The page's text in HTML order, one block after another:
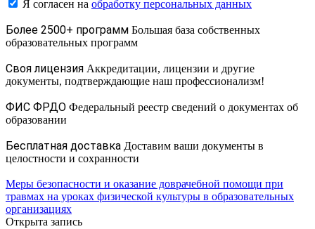
Я согласен на обработку персональных данных
Более 2500+ программ Большая база собственных
образовательных программ
Своя лицензия Аккредитации, лицензии и другие
документы, подтверждающие наш профессионализм!
ФИС ФРДО Федеральный реестр сведений о документах об
образовании
Бесплатная доставка Доставим ваши документы в
целостности и сохранности
Меры безопасности и оказание доврачебной помощи при
травмах на уроках физической культуры в образовательных
организациях
Открыта запись